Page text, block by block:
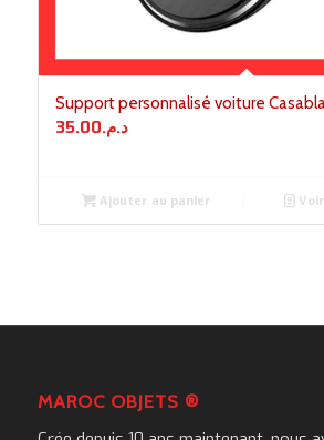
Support personnalisé voiture
د.م.35.00
Ajouter au panier
MAROC OBJETS ®